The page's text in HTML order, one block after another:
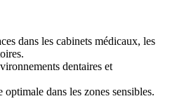
dans les cabinets médicaux, les
dentaires et
dans les zones sensibles.